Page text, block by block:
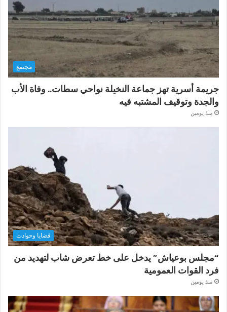
مجتمع
جريمة أسرية تهز جماعة النخيلة نواحي سطات.. وفاة الأب
والجدة وتوقيف المشتبه فيه
منذ يومين
قضايا وحوادث
“مجلس بوعياش” يدخل على خط تعرض شاب لتهديد من
فرد القوات العمومية
منذ يومين